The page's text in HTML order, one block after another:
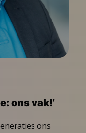
ons vak!’
ons